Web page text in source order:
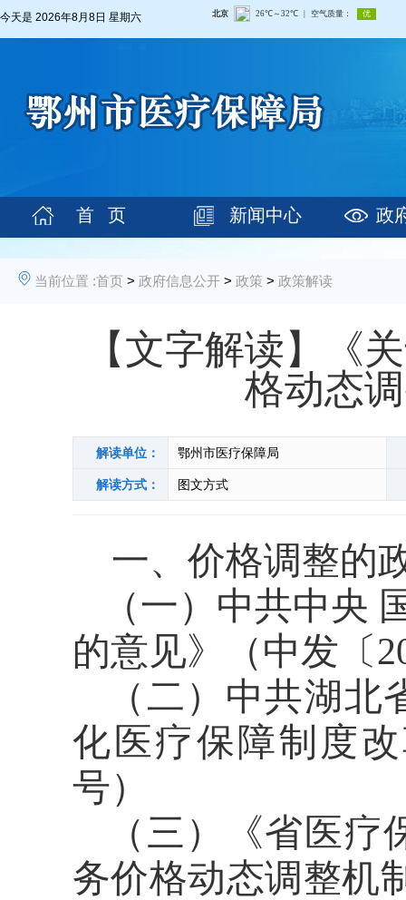
今天是 2026年8月8日 星期六
首 页 新闻中心 政
当前位置 :首页 > 政府信息公开 > 政策 > 政策解读
【文字解读】《
格动态
解读单位： 鄂州市医疗保障局
解读方式： 图文方式
一、价格调整的
（一）中共中央
的意见》（中发〔
（二） 中共湖北
化医疗保障制度
号）
（三）
《省医
务价格动态调整机